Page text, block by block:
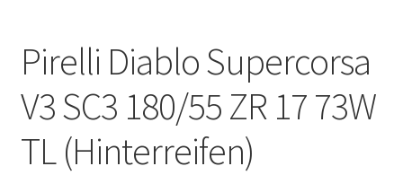
Pirelli Diablo Supercorsa
V3 SC3 180/55 ZR 17 73W
TL (Hinterreifen)